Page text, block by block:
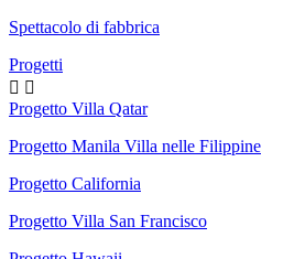
Spettacolo di fabbrica
Progetti
 
Progetto Villa Qatar
Progetto Manila Villa nelle Filippine
Progetto California
Progetto Villa San Francisco